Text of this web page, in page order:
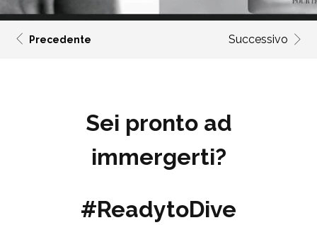
Precedente Successivo
Sei pronto ad
immergerti?
#ReadytoDive